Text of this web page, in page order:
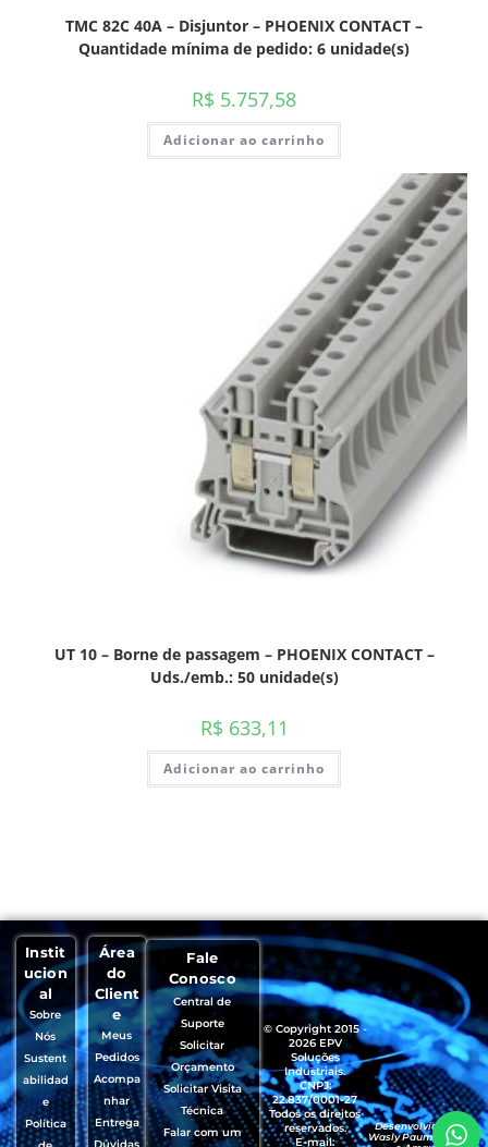
TMC 82C 40A – Disjuntor – PHOENIX CONTACT –
Quantidade mínima de pedido: 6 unidade(s)
R$ 5.757,58
Adicionar ao carrinho
UT 10 – Borne de passagem – PHOENIX CONTACT –
Uds./emb.: 50 unidade(s)
R$ 633,11
Adicionar ao carrinho
Instit
ucion
al
Sobre
Nós
Sustent
abilidad
e
Política
Área
do
Client
e
Meus
Pedidos
Acompa
nhar
Entrega
Fale
Conosco
Central de
Suporte
Solicitar
Orçamento
Solicitar Visita
Técnica
Falar com um
© Copyright 2015 -
2026 EPV
Soluções
Industriais.
CNPJ:
22.837/0001-27
Todos os direitos
reservados.
E-mail:
Desenvolvido por
Wasly Paumgartten